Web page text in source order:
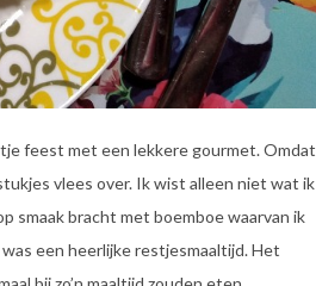
feest met een lekkere gourmet. Omdat
vlees over. Ik wist alleen niet wat ik
smaak bracht met boemboe waarvan ik
een heerlijke restjesmaaltijd. Het